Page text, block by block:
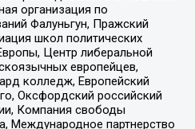
организация по
Фалуньгун, Пражский
школ политических
Центр либеральной
европейцев,
колледж, Европейский
Оксфордский российский
Компания свободы
Международное партнерство